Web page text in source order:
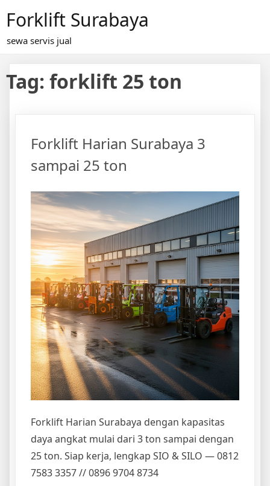
Forklift Surabaya
sewa servis jual
Tag: forklift 25 ton
Forklift Harian Surabaya 3
sampai 25 ton
Forklift Harian Surabaya dengan kapasitas
daya angkat mulai dari 3 ton sampai dengan
25 ton. Siap kerja, lengkap SIO & SILO — 0812
7583 3357 // 0896 9704 8734